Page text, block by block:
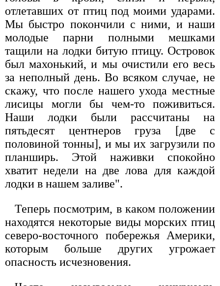
отлетавших от птиц под моими ударами.
Мы быстро покончили с ними, и наши
молодые парни полными мешками
тащили на лодки битую птицу. Островок
был махонький, и мы очистили его весь
за неполный день. Во всяком случае, не
скажу, что после нашего ухода местные
лисицы могли бы чем-то поживиться.
Наши лодки были рассчитаны на
пятьдесят центнеров груза [две с
половиной тонны], и мы их загрузили по
планширь. Этой наживки спокойно
хватит недели на две лова для каждой
лодки в нашем заливе".
Теперь посмотрим, в каком положении
находятся некоторые виды морских птиц
северо-восточного побережья Америки,
которым больше других угрожает
опасность исчезновения.